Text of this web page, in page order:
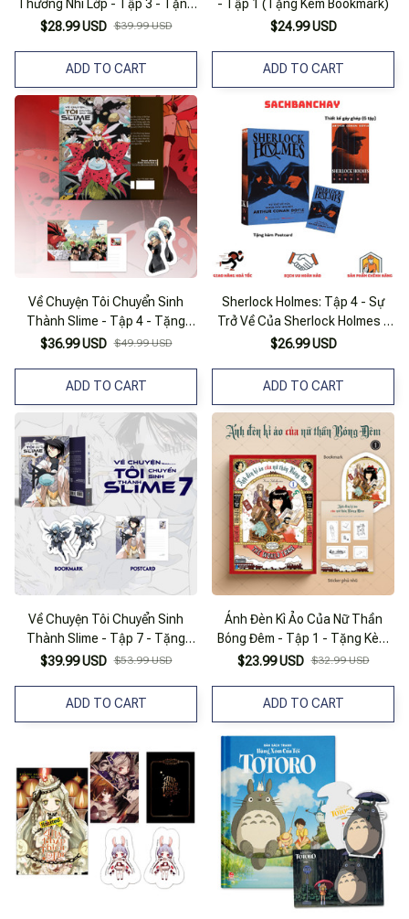
Thương Nhì Lớp - Tập 3 - Tặng
Kèm Postcard
$28.99 USD $39.99 USD
ADD TO CART
- Tập 1 (Tặng Kèm Bookmark)
$24.99 USD
ADD TO CART
Về Chuyện Tôi Chuyển Sinh
Thành Slime - Tập 4 - Tặng
Kèm Bookmark + Postcard
$36.99 USD $49.99 USD
ADD TO CART
Sherlock Holmes: Tập 4 - Sự
Trở Về Của Sherlock Holmes -
Tặng Kèm Postcard (Số Lượng
$26.99 USD
ADD TO CART
Về Chuyện Tôi Chuyển Sinh
Thành Slime - Tập 7 - Tặng
Kèm Bookmark + Postcard
$39.99 USD $53.99 USD
ADD TO CART
Ánh Đèn Kì Ảo Của Nữ Thần
Bóng Đêm - Tập 1 - Tặng Kèm
Bookmark + Sticker Phủ Nhũ
$23.99 USD $32.99 USD
ADD TO CART